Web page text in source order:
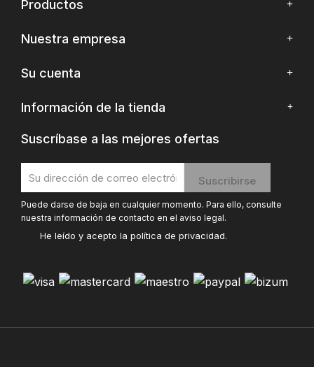
Productos
Nuestra empresa
Su cuenta
Información de la tienda
Suscríbase a las mejores ofertas
Puede darse de baja en cualquier momento. Para ello, consulte
nuestra información de contacto en el aviso legal.
He leído y acepto la política de privacidad.